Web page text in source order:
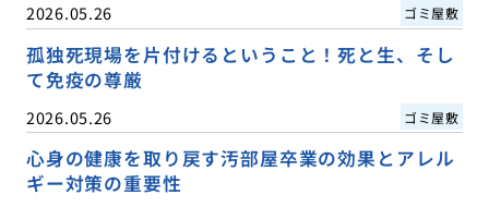
2026.05.26 ゴミ屋敷
孤独死現場を片付けるということ！死と生、そし
て免疫の尊厳
2026.05.26 ゴミ屋敷
心身の健康を取り戻す汚部屋卒業の効果とアレル
ギー対策の重要性